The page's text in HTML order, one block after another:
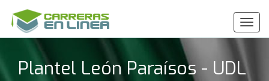
Ver
Menú
Plantel León Paraísos - UDL